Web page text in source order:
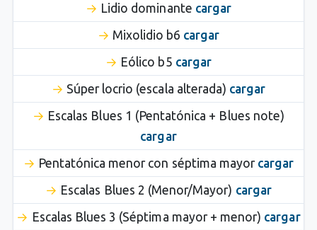
Lidio dominante cargar
Mixolidio b6 cargar
Eólico b5 cargar
Súper locrio (escala alterada) cargar
Escalas Blues 1 (Pentatónica + Blues note)
cargar
Pentatónica menor con séptima mayor cargar
Escalas Blues 2 (Menor/Mayor) cargar
Escalas Blues 3 (Séptima mayor + menor) cargar